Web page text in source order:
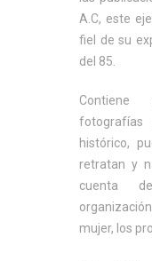
A.C, este
fiel de su
del 85.
fotografías
histórico,
retratan y
cuenta
mujer, los